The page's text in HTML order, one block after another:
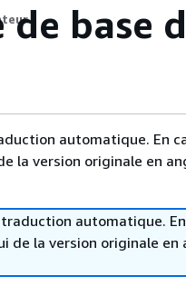
base
automatique. En
la version originale en
automatique.
la version originale en